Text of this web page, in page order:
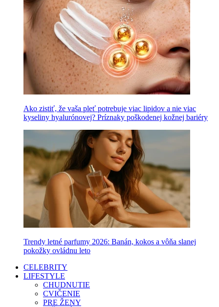
Ako zistiť, že vaša pleť potrebuje viac lipidov a nie viac
kyseliny hyalurónovej? Príznaky poškodenej kožnej bariéry
Trendy letné parfumy 2026: Banán, kokos a vôňa slanej
pokožky ovládnu leto
CELEBRITY
LIFESTYLE
CHUDNUTIE
CVIČENIE
PRE ŽENY